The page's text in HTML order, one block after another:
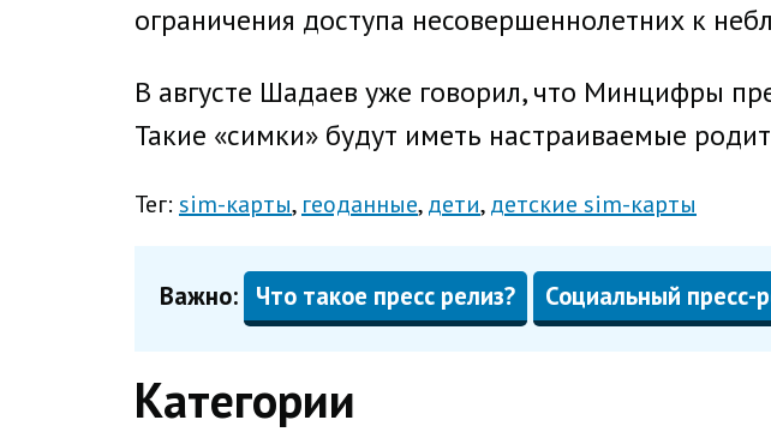
ограничения доступа несовершеннолетних к
В августе Шадаев уже говорил, что Минцифры
Такие «симки» будут иметь настраиваемые
Тег: sim-карты геоданные дети детские sim-карты
Важно: Что такое пресс релиз? Социальный пресс-
Категории